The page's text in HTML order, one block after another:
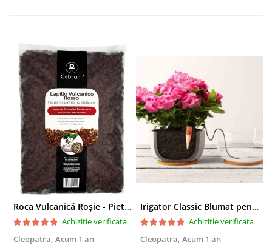
Roca Vulcanică Roșie - Pietriș pentru Drenaj, Aerare si Decorativ
Achizitie verificata
Cleopatra, Acum 1 an
Irigator Classic Blumat pentru plante in ghiveci, debit 75ml pana la 125 ml/24 h
Achizitie verificata
Cleopatra, Acum 1 an